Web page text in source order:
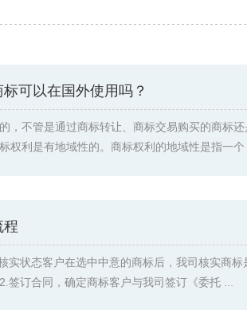
标可以在国外使用吗？
，不管是通过商标转让、商标交易购买的商标
权利是有地域性的。商标权利的地域性是指一
程
实状态客户在选中中意的商标后，我司核实商标
签订合同，确定商标客户与我司签订《委托 ...